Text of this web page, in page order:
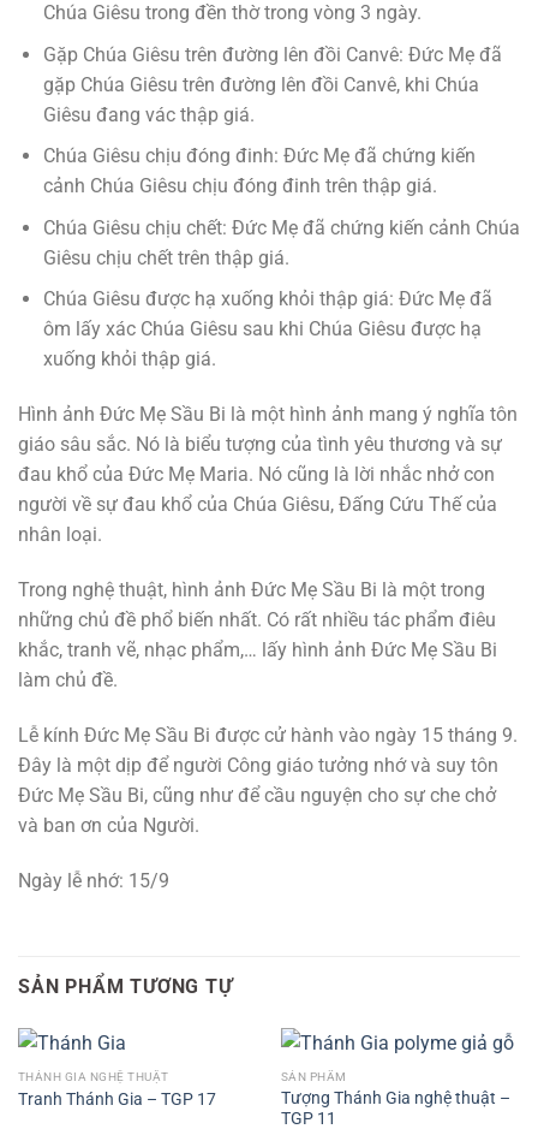
Chúa Giêsu trong đền thờ trong vòng 3 ngày.
Gặp Chúa Giêsu trên đường lên đồi Canvê: Đức Mẹ đã
gặp Chúa Giêsu trên đường lên đồi Canvê, khi Chúa
Giêsu đang vác thập giá.
Chúa Giêsu chịu đóng đinh: Đức Mẹ đã chứng kiến
cảnh Chúa Giêsu chịu đóng đinh trên thập giá.
Chúa Giêsu chịu chết: Đức Mẹ đã chứng kiến cảnh Chúa
Giêsu chịu chết trên thập giá.
Chúa Giêsu được hạ xuống khỏi thập giá: Đức Mẹ đã
ôm lấy xác Chúa Giêsu sau khi Chúa Giêsu được hạ
xuống khỏi thập giá.
Hình ảnh Đức Mẹ Sầu Bi là một hình ảnh mang ý nghĩa tôn
giáo sâu sắc. Nó là biểu tượng của tình yêu thương và sự
đau khổ của Đức Mẹ Maria. Nó cũng là lời nhắc nhở con
người về sự đau khổ của Chúa Giêsu, Đấng Cứu Thế của
nhân loại.
Trong nghệ thuật, hình ảnh Đức Mẹ Sầu Bi là một trong
những chủ đề phổ biến nhất. Có rất nhiều tác phẩm điêu
khắc, tranh vẽ, nhạc phẩm,… lấy hình ảnh Đức Mẹ Sầu Bi
làm chủ đề.
Lễ kính Đức Mẹ Sầu Bi được cử hành vào ngày 15 tháng 9.
Đây là một dịp để người Công giáo tưởng nhớ và suy tôn
Đức Mẹ Sầu Bi, cũng như để cầu nguyện cho sự che chở
và ban ơn của Người.
Ngày lễ nhớ: 15/9
SẢN PHẨM TƯƠNG TỰ
THÁNH GIA NGHỆ THUẬT
Tranh Thánh Gia – TGP 17
SẢN PHẨM
Tượng Thánh Gia nghệ thuật –
TGP 11